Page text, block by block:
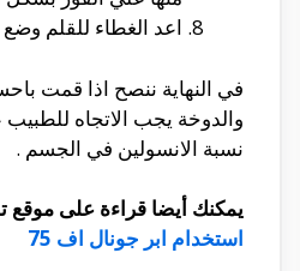
اعد الغطاء للقلم
في النهاية ننصح اذا قمت
والدوخة يجب الاتجاه
نسبة الانسولين في الجسم .
يمكنك أيضا قراءة على موقع
استخدام ابر جونال اف 75